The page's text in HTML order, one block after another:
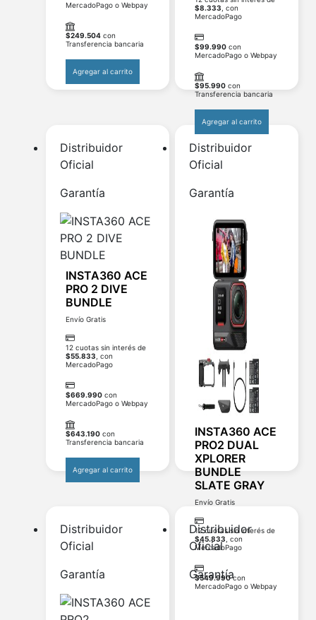
MercadoPago o Webpay
$249.504 con
Transferencia bancaria
Agregar al carrito
$8.333 , con
MercadoPago
$99.990 con
MercadoPago o Webpay
$95.990 con
Transferencia bancaria
Agregar al carrito
Distribuidor
Oficial
Garantía
INSTA360 ACE
PRO 2 DIVE
BUNDLE
Envío Gratis
12 cuotas sin interés de
$55.833 , con
MercadoPago
$669.990 con
MercadoPago o Webpay
$643.190 con
Transferencia bancaria
Agregar al carrito
Distribuidor
Oficial
Garantía
INSTA360 ACE
PRO2 DUAL
XPLORER
BUNDLE
SLATE GRAY
Envío Gratis
12 cuotas sin interés de
$45.833 , con
MercadoPago
$549.990con
MercadoPago o Webpay
Distribuidor
Oficial
Garantía
Distribuidor
Oficial
Garantía